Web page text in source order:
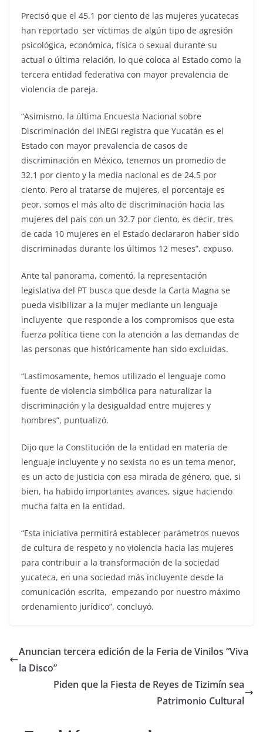
Precisó que el 45.1 por ciento de las mujeres yucatecas
han reportado ser víctimas de algún tipo de agresión
psicológica, económica, física o sexual durante su
actual o última relación, lo que coloca al Estado como la
tercera entidad federativa con mayor prevalencia de
violencia de pareja.
“Asimismo, la última Encuesta Nacional sobre
Discriminación del INEGI registra que Yucatán es el
Estado con mayor prevalencia de casos de
discriminación en México, tenemos un promedio de
32.1 por ciento y la media nacional es de 24.5 por
ciento. Pero al tratarse de mujeres, el porcentaje es
peor, somos el más alto de discriminación hacia las
mujeres del país con un 32.7 por ciento, es decir, tres
de cada 10 mujeres en el Estado declararon haber sido
discriminadas durante los últimos 12 meses”, expuso.
Ante tal panorama, comentó, la representación
legislativa del PT busca que desde la Carta Magna se
pueda visibilizar a la mujer mediante un lenguaje
incluyente que responde a los compromisos que esta
fuerza política tiene con la atención a las demandas de
las personas que históricamente han sido excluidas.
“Lastimosamente, hemos utilizado el lenguaje como
fuente de violencia simbólica para naturalizar la
discriminación y la desigualdad entre mujeres y
hombres”, puntualizó.
Dijo que la Constitución de la entidad en materia de
lenguaje incluyente y no sexista no es un tema menor,
es un acto de justicia con esa mirada de género, que, si
bien, ha habido importantes avances, sigue haciendo
mucha falta en la entidad.
“Esta iniciativa permitirá establecer parámetros nuevos
de cultura de respeto y no violencia hacia las mujeres
para contribuir a la transformación de la sociedad
yucateca, en una sociedad más incluyente desde la
comunicación escrita, empezando por nuestro máximo
ordenamiento jurídico”, concluyó.
Anuncian tercera edición de la Feria de Vinilos “Viva
la Disco”
Piden que la Fiesta de Reyes de Tizimín sea
Patrimonio Cultural